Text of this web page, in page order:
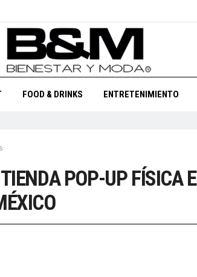
FOOD & DRINKS ENTRETENIMIENTO
POP-UP FÍSICA